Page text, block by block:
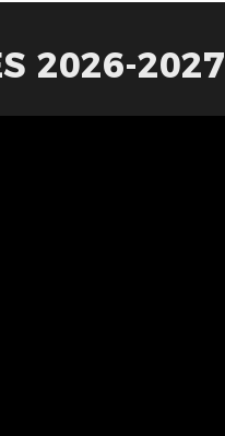
2026-2027